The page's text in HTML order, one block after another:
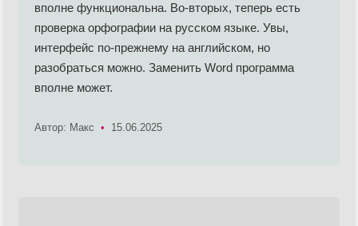
вполне функциональна. Во-вторых, теперь есть
проверка орфографии на русском языке. Увы,
интерфейс по-прежнему на английском, но
разобраться можно. Заменить Word программа
вполне может.
Автор: Макс • 15.06.2025